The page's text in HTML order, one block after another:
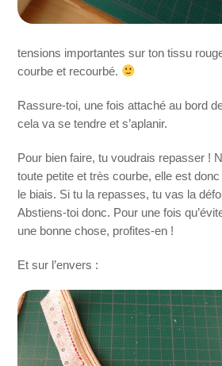
tensions importantes sur ton tissu
courbe et recourbé.
Rassure-toi, une fois attaché au bord
cela va se tendre et s’aplanir.
Pour bien faire, tu voudrais repasser !
toute petite et très courbe, elle est
le biais. Si tu la repasses, tu vas la
Abstiens-toi donc. Pour une fois
une bonne chose, profites-en !
Et sur l’envers :